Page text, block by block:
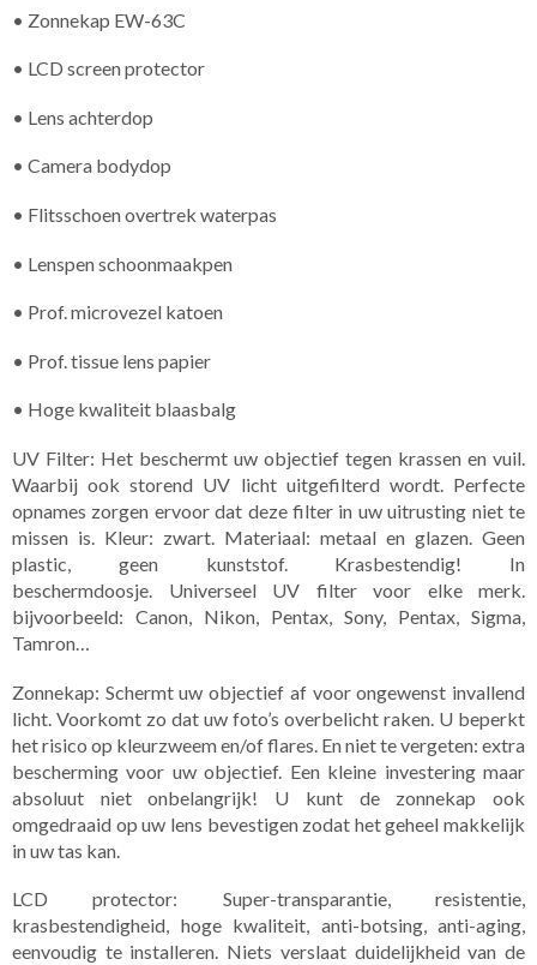
• Zonnekap EW-63C
• LCD screen protector
• Lens achterdop
• Camera bodydop
• Flitsschoen overtrek waterpas
• Lenspen schoonmaakpen
• Prof. microvezel katoen
• Prof. tissue lens papier
• Hoge kwaliteit blaasbalg
UV Filter: Het beschermt uw objectief tegen krassen en vuil.
Waarbij ook storend UV licht uitgefilterd wordt. Perfecte
opnames zorgen ervoor dat deze filter in uw uitrusting niet te
missen is. Kleur: zwart. Materiaal: metaal en glazen. Geen
plastic, geen kunststof. Krasbestendig! In
beschermdoosje. Universeel UV filter voor elke merk.
bijvoorbeeld: Canon, Nikon, Pentax, Sony, Pentax, Sigma,
Tamron…
Zonnekap: Schermt uw objectief af voor ongewenst invallend
licht. Voorkomt zo dat uw foto’s overbelicht raken. U beperkt
het risico op kleurzweem en/of flares. En niet te vergeten: extra
bescherming voor uw objectief. Een kleine investering maar
absoluut niet onbelangrijk! U kunt de zonnekap ook
omgedraaid op uw lens bevestigen zodat het geheel makkelijk
in uw tas kan.
LCD protector: Super-transparantie, resistentie,
krasbestendigheid, hoge kwaliteit, anti-botsing, anti-aging,
eenvoudig te installeren. Niets verslaat duidelijkheid van de